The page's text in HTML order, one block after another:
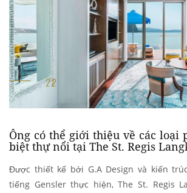
Ông có thể giới thiệu về các loại
biệt thự nổi tại The St. Regis
Được thiết kế bởi G.A Design và kiến
tiếng Gensler thực hiện, The St. Regis